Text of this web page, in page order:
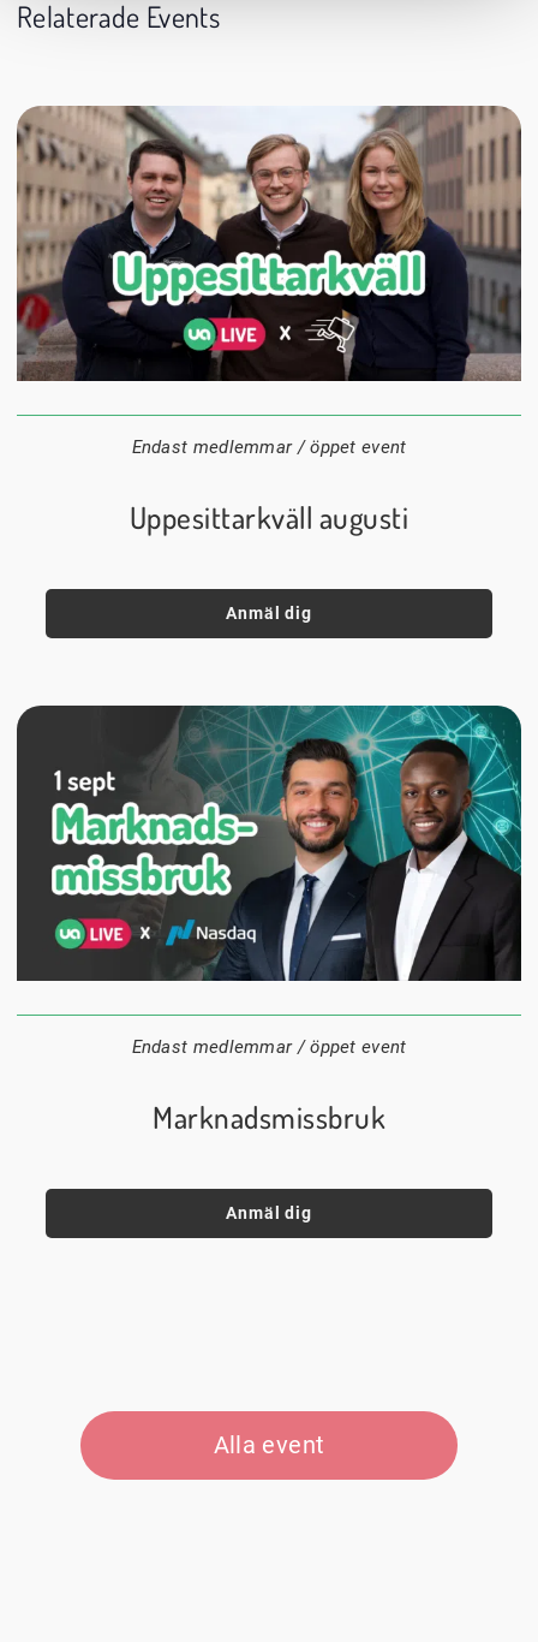
Relaterade Events
24 augusti
20:00
Endast medlemmar / öppet event
Uppesittarkväll augusti
Anmäl dig
1 september
18:00
Digitalt
Endast medlemmar / öppet event
Marknadsmissbruk
Anmäl dig
Alla event